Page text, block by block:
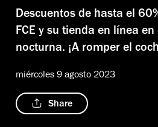
Descuentos de hasta el
FCE y su tienda en línea en
nocturna. ¡A romper el
miércoles 9 agosto 2023
Share